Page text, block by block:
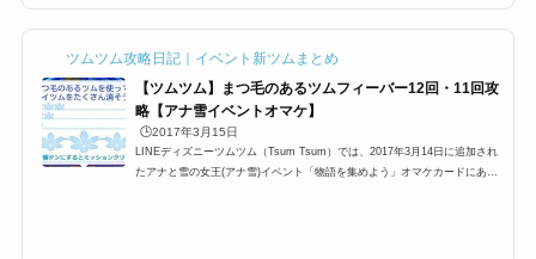
ツムツム攻略日記｜イベント新ツムまとめ
【ツムツム】まつ毛のあるツムフィーバー12回・11回攻
略【アナ雪イベントオマケ】
🕒️2017年3月15日
LINEディズニーツムツム（Tsum Tsum）では、2017年3月14日に追加され
たアナと雪の女王(アナ雪)イベント「物語を集めよう」オマケカードにある